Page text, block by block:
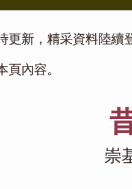
新，精采資料陸續
內容。
崇